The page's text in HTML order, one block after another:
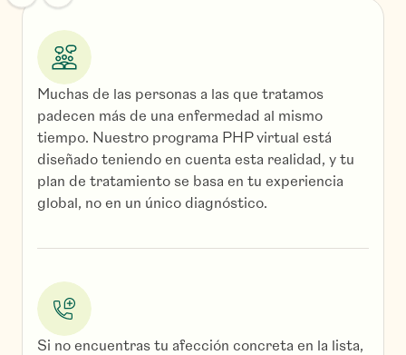
personalidad
Trastornos de la personalidad límite (TPL),
narcisista (TPN), histriónico (TPH),
antisocial (TPA), obsesivo-compulsivo
(TOCP) y esquizoide/esquizotípico (TPE)
Muchas de las personas a las que tratamos
padecen más de una enfermedad al mismo
tiempo. Nuestro programa PHP virtual está
diseñado teniendo en cuenta esta realidad, y tu
plan de tratamiento se basa en tu experiencia
global, no en un único diagnóstico.
Si no encuentras tu afección concreta en la lista,